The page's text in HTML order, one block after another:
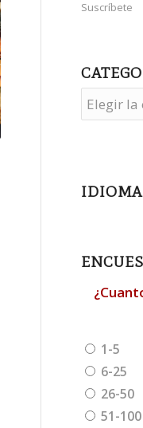
Suscríbete
IDIOMA
1-5
6-25
26-50
51-100